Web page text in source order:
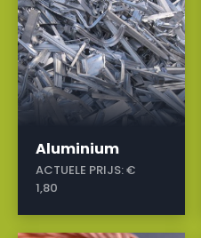
Aluminium
ACTUELE PRIJS:€
1,80